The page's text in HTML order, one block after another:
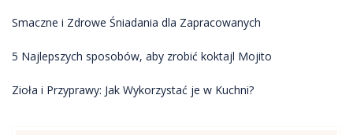
Smaczne i Zdrowe Śniadania dla Zapracowanych
5 Najlepszych sposobów, aby zrobić koktajl Mojito
Zioła i Przyprawy: Jak Wykorzystać je w Kuchni?